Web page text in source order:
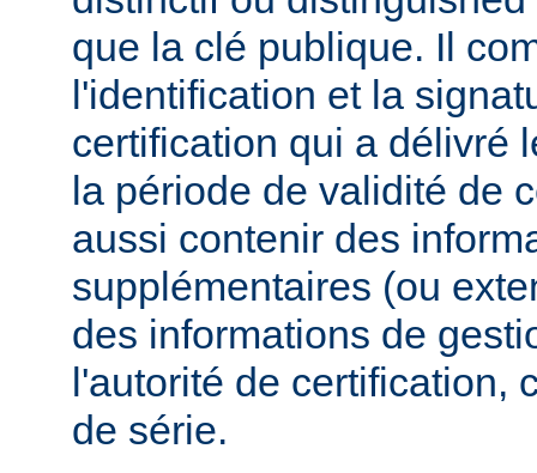
que la clé publique. Il
l'identification et la
certification qui a délivré
la période de validité de
aussi contenir des
supplémentaires (ou
des informations de
l'autorité de certification,
de série.